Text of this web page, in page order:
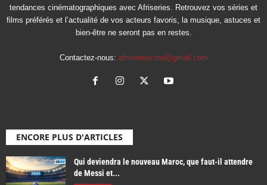
tendances cinématographiques avec Afriseries. Retrouvez vos séries et
films préférés et l’actualité de vos acteurs favoris, la musique, astuces et
bien-être ne seront pas en restes.
Contactez-nous: afriseriescine@gmail.com
ENCORE PLUS D'ARTICLES
Qui deviendra le nouveau Maroc, que faut-il attendre
de Messi et...